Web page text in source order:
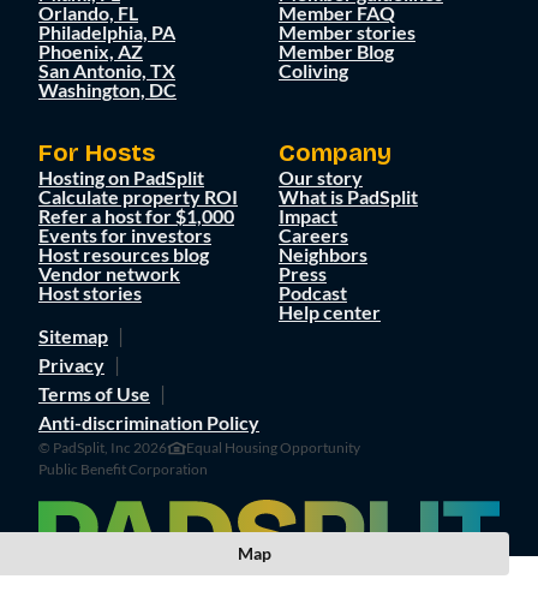
Orlando, FL
Philadelphia, PA
Phoenix, AZ
San Antonio, TX
Washington, DC
Member FAQ
Member stories
Member Blog
Coliving
For Hosts
Hosting on PadSplit
Calculate property ROI
Refer a host for $1,000
Events for investors
Host resources blog
Vendor network
Host stories
Company
Our story
What is PadSplit
Impact
Careers
Neighbors
Press
Podcast
Help center
Sitemap
Privacy
Terms of Use
Anti-discrimination Policy
© PadSplit, Inc 2026
Equal Housing Opportunity
Public Benefit Corporation
Map